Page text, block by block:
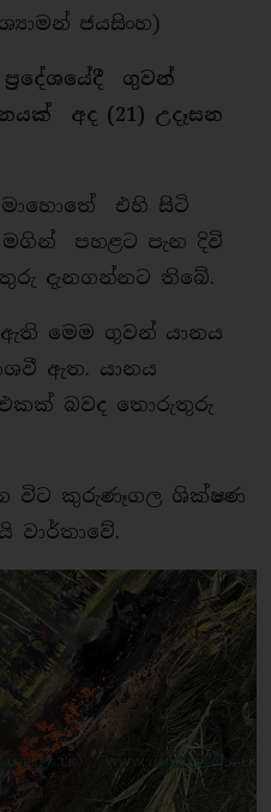
ජයසිංහ)
ගුවන්
අද (21) උදෑසන
එහි සිටි
මගින් පහළට පැන දිවි
දැනගන්නට තිබේ.
මෙම ගුවන් යානය
ඇත. යානය
එකක් බවද තොරුතුරු
විට කුරුණෑගල ශික්ෂණ